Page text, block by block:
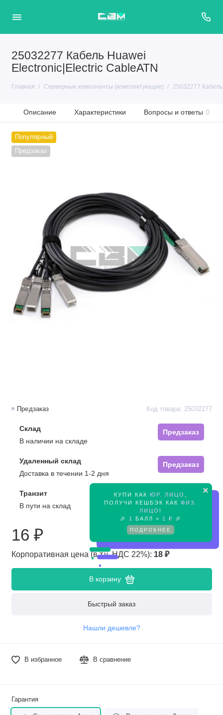
25032277 Кабель Huawei
Electronic|Electric CableATN
Главная Серверные компоненты (комплектующие) 25032277
Описание Характеристики Вопросы и ответы 0
Популярный
Предзаказ
×
КУПИ КАК ЮР. ЛИЦО
ПОЛУЧИ КЕШБЭК КАК ФИЗ.
ЛИЦО !
🎉
1 БАЛЛ = 1 ₽ 🎉
ПОДРОБНЕЕ
Предзаказ Код товара: 25032277
Склад
Предзаказ
В наличии на складе
Удаленный склад
Предзаказ
Доставка в течении 1-2 дня
Транзит
Предзаказ
В пути на склад
16 ₽
Корпоративная цена (в т.ч. НДС 22%): 18 ₽
В корзину
Быстрый заказ
Нашли дешевле?
В избранное В сравнение
Гарантия